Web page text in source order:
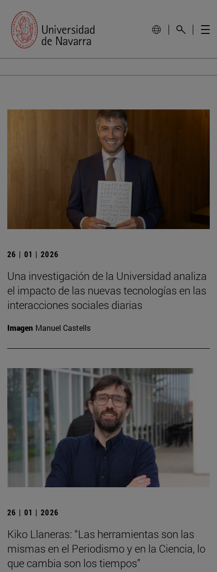
26 | 01 | 2026
Una investigación de la Universidad analiza
el impacto de las nuevas tecnologías en las
interacciones sociales diarias
Imagen Manuel Castells
26 | 01 | 2026
Kiko Llaneras: “Las herramientas son las
mismas en el Periodismo y en la Ciencia, lo
que cambia son los tiempos”